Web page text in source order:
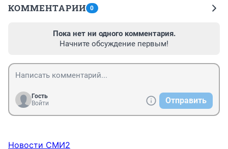
КОММЕНТАРИИ 0
Пока нет ни одного комментария.
Начните обсуждение первым!
Гость
Войти
Отправить
Новости СМИ2